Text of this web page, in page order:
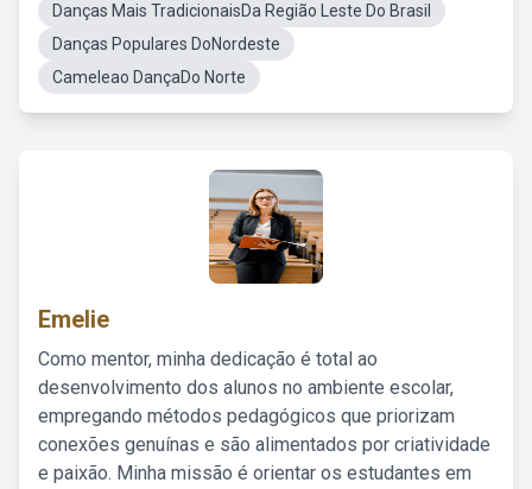
Danças Mais TradicionaisDa Região Leste Do Brasil
Danças Populares DoNordeste
Cameleao DançaDo Norte
Emelie
Como mentor, minha dedicação é total ao
desenvolvimento dos alunos no ambiente escolar,
empregando métodos pedagógicos que priorizam
conexões genuínas e são alimentados por criatividade
e paixão. Minha missão é orientar os estudantes em